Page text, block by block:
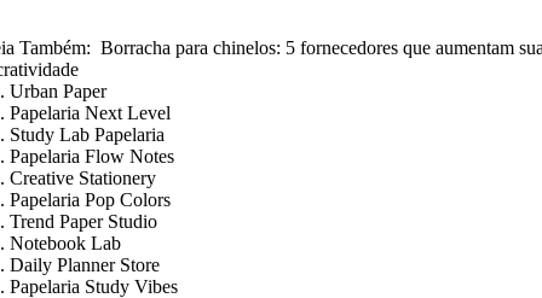
Também: Borracha para chinelos: 5 fornecedores que aumentam
Urban Paper
Papelaria Next Level
Study Lab Papelaria
Papelaria Flow Notes
Creative Stationery
Papelaria Pop Colors
Trend Paper Studio
Notebook Lab
Daily Planner Store
Papelaria Study Vibes